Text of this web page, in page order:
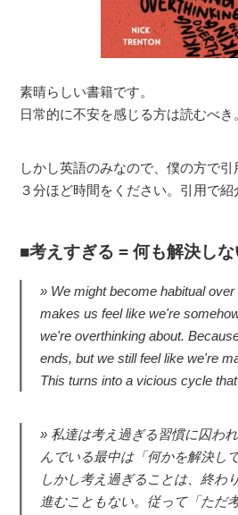
素晴らしい書籍です。
日常的に不安を感じる方は読むべき
しかし英語のみなので、僕の方で引
３分ほど時間をください。引用で紹
考えすぎる = 何も解決しな
We might become habitual
makes us feel like we're
we're overthinking about.
ends, but we still feel like we're
This turns into a vicious cycle
私達は考え過ぎる習慣に囚わ
んでいる最中は「何かを解決し
しかし考え過ぎることは、終わ
進むこともない。従って「ただ